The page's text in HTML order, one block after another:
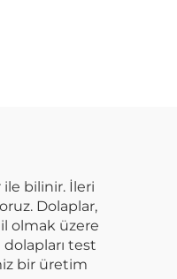
bilinir. İleri
Dolaplar,
olmak üzere
dolapları test
bir üretim